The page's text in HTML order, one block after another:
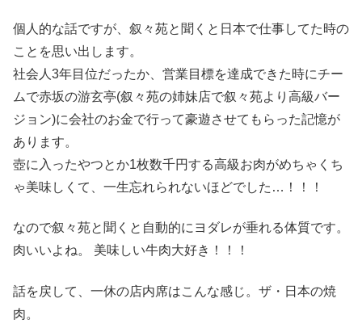
個人的な話ですが、叙々苑と聞くと日本で仕事してた時の
ことを思い出します。
社会人3年目位だったか、営業目標を達成できた時にチー
ムで赤坂の游玄亭(叙々苑の姉妹店で叙々苑より高級バー
ジョン)に会社のお金で行って豪遊させてもらった記憶が
あります。
壺に入ったやつとか1枚数千円する高級お肉がめちゃくち
ゃ美味しくて、一生忘れられないほどでした…！！！
なので叙々苑と聞くと自動的にヨダレが垂れる体質です。
肉いいよね。 美味しい牛肉大好き！！！
話を戻して、一休の店内席はこんな感じ。ザ・日本の焼
肉。